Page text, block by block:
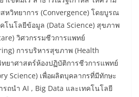
วิทยาการ (Convergence) โดยบูรณ
โนโลยีข้อมูล (Data Science) สุขภาพ
วิศวกรรมชีวการแพทย์
การบริหารสุขภาพ (Health
ยาศาสตร์ห้องปฏิบัติการชีวการแพทย์
Science) เพื่อผลิตบุคลากรที่มีทักษะ
ถนำ AI , Big Data และเทคโนโลยี